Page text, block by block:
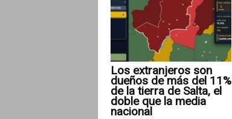
Los extranjeros son
dueños de más del 11%
de la tierra de Salta, el
doble que la media
nacional